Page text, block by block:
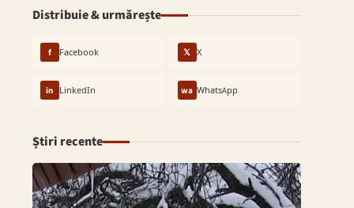
Distribuie & urmărește
f Facebook 𝕏 X
in LinkedIn wa WhatsApp
Știri recente